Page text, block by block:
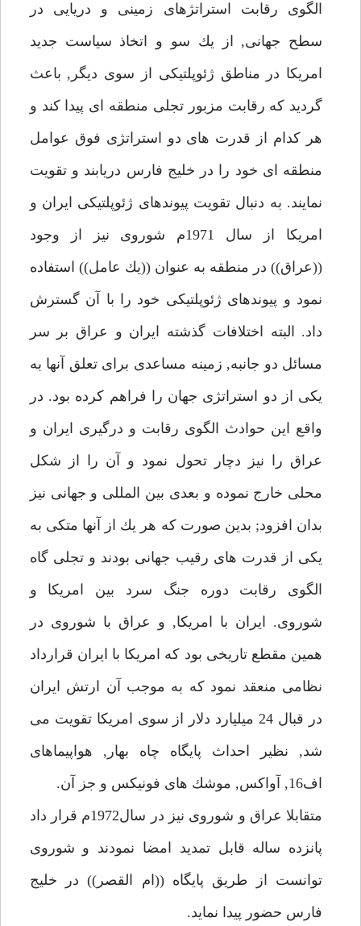
الگوى رقابت استراتژهاى زمينى و دريايى در
سطح جهانى, از يك سو و اتخاذ سياست جديد
امريكا در مناطق ژئوپلتيكى از سوى ديگر, باعث
گرديد كه رقابت مزبور تجلى منطقه اى پيدا كند و
هر كدام از قدرت هاى دو استراتژى فوق عوامل
منطقه اى خود را در خليج فارس دريابند و تقويت
نمايند. به دنبال تقويت پيوندهاى ژئوپلتيكى ايران و
امريكا از سال 1971م شوروى نيز از وجود
((عراق)) در منطقه به عنوان ((يك عامل)) استفاده
نمود و پيوندهاى ژئوپلتيكى خود را با آن گسترش
داد. البته اختلافات گذشته ايران و عراق بر سر
مسائل دو جانبه, زمينه مساعدى براى تعلق آنها به
يكى از دو استراتژى جهان را فراهم كرده بود. در
واقع اين حوادث الگوى رقابت و درگيرى ايران و
عراق را نيز دچار تحول نمود و آن را از شكل
محلى خارج نموده و بعدى بين المللى و جهانى نيز
بدان افزود; بدين صورت كه هر يك از آنها متكى به
يكى از قدرت هاى رقيب جهانى بودند و تجلى گاه
الگوى رقابت دوره جنگ سرد بين امريكا و
شوروى. ايران با امريكا, و عراق با شوروى در
همين مقطع تاريخى بود كه امريكا با ايران قرارداد
نظامى منعقد نمود كه به موجب آن ارتش ايران
در قبال 24 ميليارد دلار از سوى امريكا تقويت مى
شد, نظير احداث پايگاه چاه بهار, هواپيماهاى
اف16, آواكس, موشك هاى فونيكس و جز آن.
متقابلا عراق و شوروى نيز در سال1972م قرار داد
پانزده ساله قابل تمديد امضا نمودند و شوروى
توانست از طريق پايگاه ((ام القصر)) در خليج
فارس حضور پيدا نمايد.